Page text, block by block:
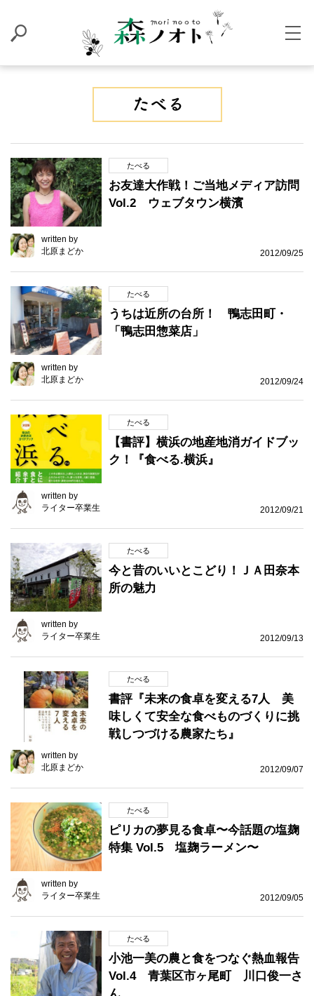
たべる
お友達大作戦！ご当地メディア訪問
Vol.2 ウェブタウン横濱
written by
北原まどか
2012/09/25
たべる
うちは近所の台所！ 鴨志田町・
「鴨志田惣菜店」
written by
北原まどか
2012/09/24
たべる
【書評】横浜の地産地消ガイドブッ
ク！『食べる.横浜』
written by
ライター卒業生
2012/09/21
たべる
今と昔のいいとこどり！ＪＡ田奈本
所の魅力
written by
ライター卒業生
2012/09/13
たべる
書評『未来の食卓を変える7人 美
味しくて安全な食べものづくりに挑
戦しつづける農家たち』
written by
北原まどか
2012/09/07
たべる
ピリカの夢見る食卓〜今話題の塩麹
特集 Vol.5 塩麹ラーメン〜
written by
ライター卒業生
2012/09/05
たべる
小池一美の農と食をつなぐ熱血報告
Vol.4 青葉区市ヶ尾町 川口俊一さ